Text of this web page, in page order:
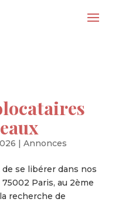
| Annonces
se libérer dans nos
Paris, au 2ème
recherche de